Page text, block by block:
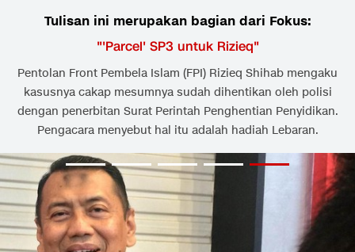
Tulisan ini merupakan bagian dari Fokus:
"'Parcel' SP3 untuk Rizieq"
Pentolan Front Pembela Islam (FPI) Rizieq Shihab mengaku
kasusnya cakap mesumnya sudah dihentikan oleh polisi
dengan penerbitan Surat Perintah Penghentian Penyidikan.
Pengacara menyebut hal itu adalah hadiah Lebaran.